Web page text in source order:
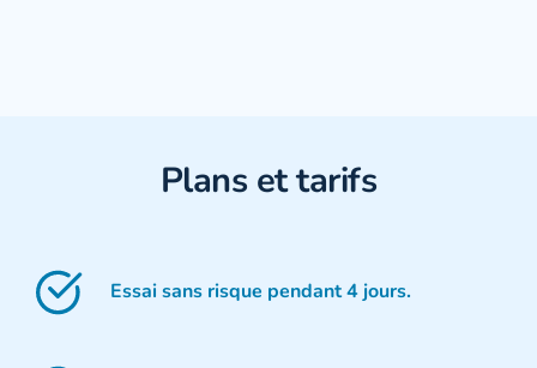
Plans et tarifs
Essai sans risque pendant 4 jours.